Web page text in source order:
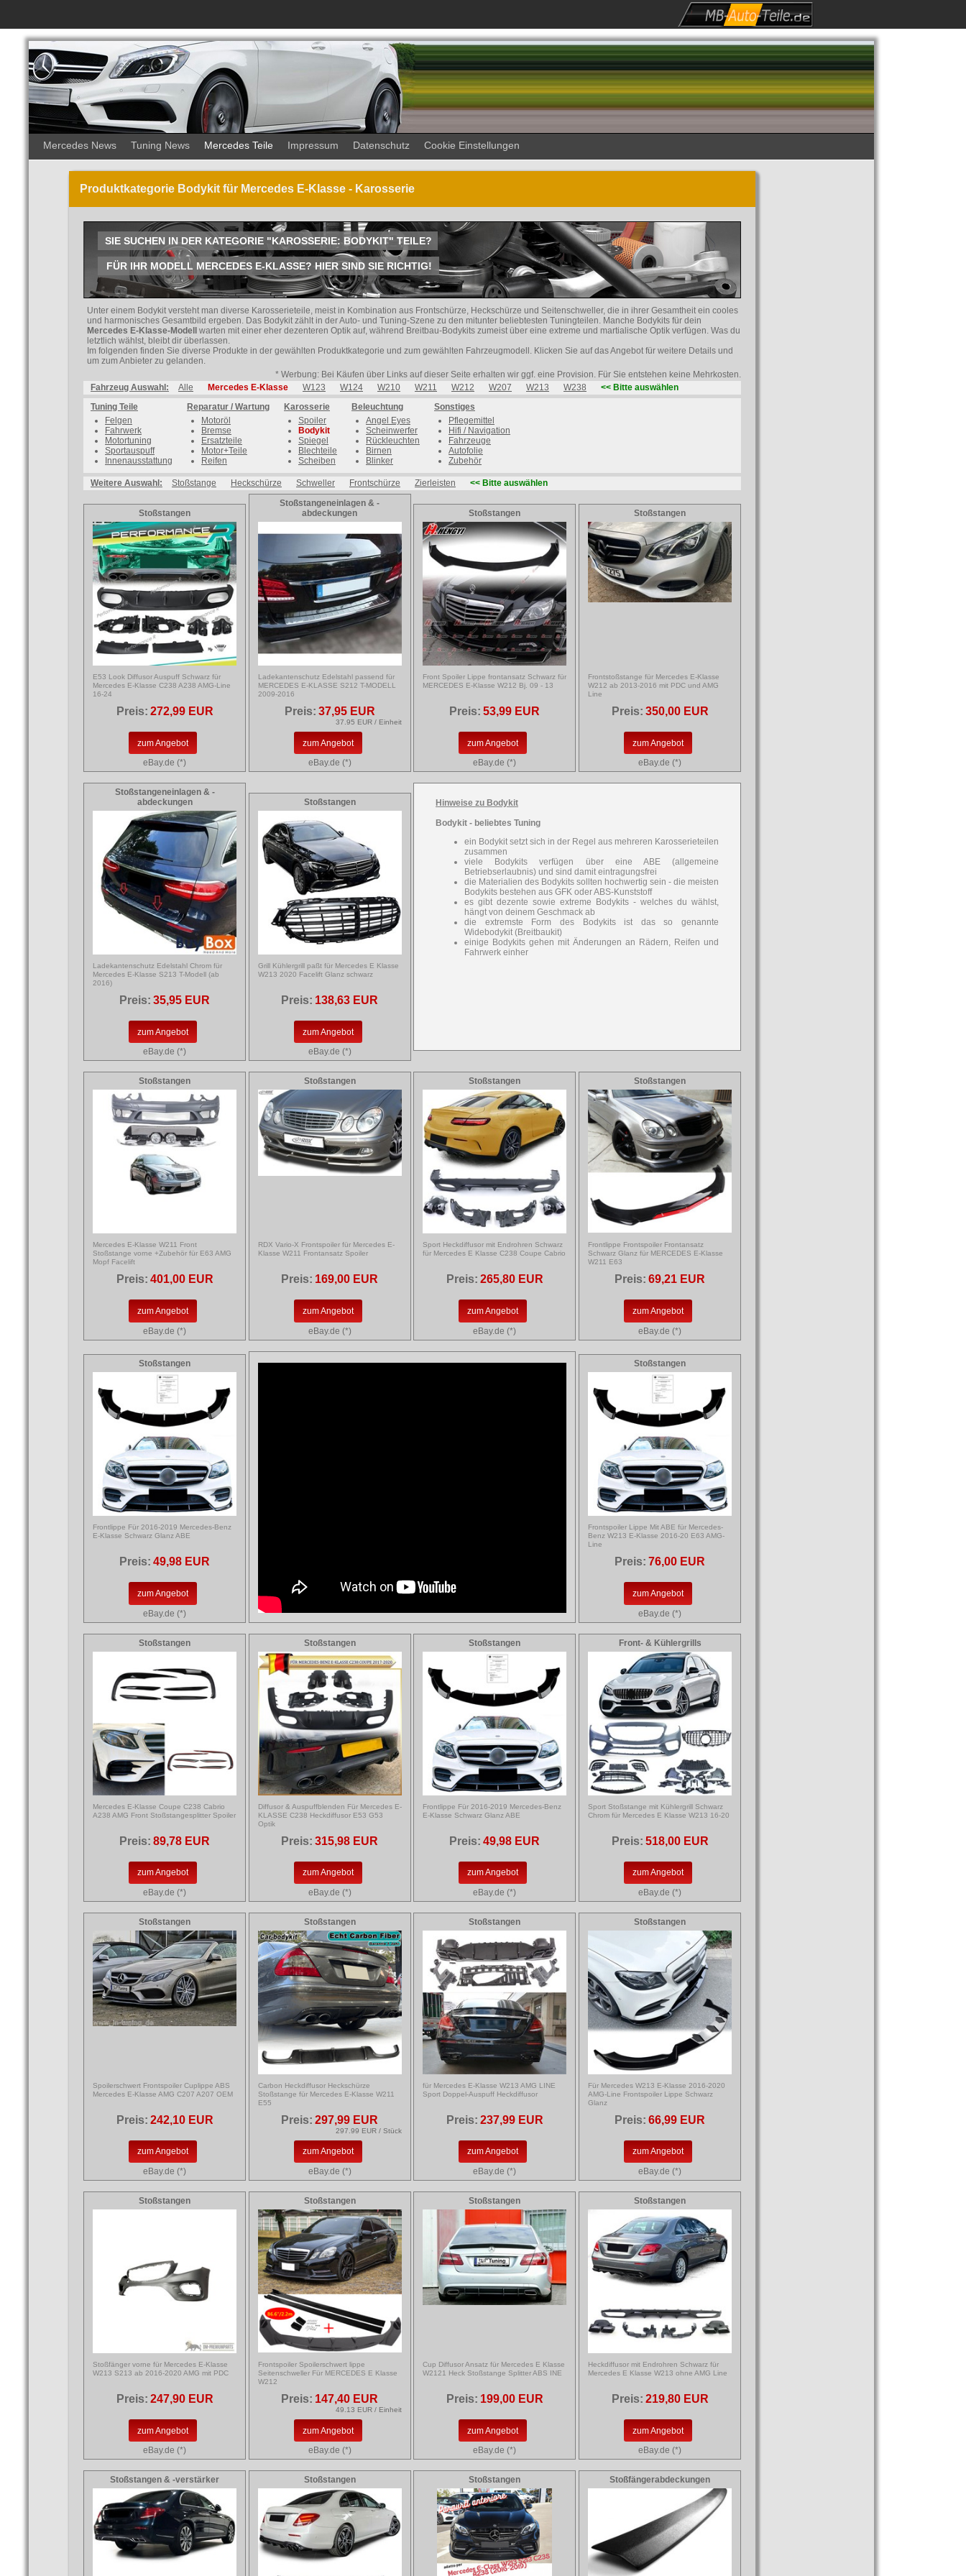
Mercedes News Tuning News Mercedes Teile Impressum Datenschutz Cookie Einstellungen
Produktkategorie Bodykit für Mercedes E-Klasse - Karosserie
SIE SUCHEN IN DER KATEGORIE "KAROSSERIE: BODYKIT" TEILE?
FÜR IHR MODELL MERCEDES E-KLASSE? HIER SIND SIE RICHTIG!
Unter einem Bodykit versteht man diverse Karosserieteile, meist in Kombination aus Frontschürze, Heckschürze und Seitenschweller, die in ihrer Gesamtheit ein cooles
und harmonisches Gesamtbild ergeben. Das Bodykit zählt in der Auto- und Tuning-Szene zu den mitunter beliebtesten Tuningteilen. Manche Bodykits für dein
Mercedes E-Klasse-Modell
warten mit einer eher dezenteren Optik auf, während Breitbau-Bodykits zumeist über eine extreme und martialische Optik verfügen. Was du
letztlich wählst, bleibt dir überlassen.
Im folgenden finden Sie diverse Produkte in der gewählten Produktkategorie und zum gewählten Fahrzeugmodell. Klicken Sie auf das Angebot für weitere Details und
um zum Anbieter zu gelanden.
* Werbung: Bei Käufen über Links auf dieser Seite erhalten wir ggf. eine Provision. Für Sie entstehen keine Mehrkosten.
Fahrzeug Auswahl:
Alle Mercedes E-Klasse W123 W124 W210 W211 W212 W207 W213 W238
<< Bitte auswählen
Tuning Teile
Felgen
Fahrwerk
Motortuning
Sportauspuff
Innenausstattung
Reparatur / Wartung
Motoröl
Bremse
Ersatzteile
Motor+Teile
Reifen
Karosserie
Spoiler
Bodykit
Spiegel
Blechteile
Scheiben
Beleuchtung
Angel Eyes
Scheinwerfer
Rückleuchten
Birnen
Blinker
Sonstiges
Pflegemittel
Hifi / Navigation
Fahrzeuge
Autofolie
Zubehör
Weitere Auswahl: Stoßstange Heckschürze Schweller Frontschürze Zierleisten << Bitte auswählen
Stoßstangen
E53 Look Diffusor Auspuff Schwarz für
Mercedes E-Klasse C238 A238 AMG-Line
16-24
Preis: 272,99 EUR
zum Angebot
eBay.de (*)
Stoßstangeneinlagen & -
abdeckungen
Ladekantenschutz Edelstahl passend für
MERCEDES E-KLASSE S212 T-MODELL
2009-2016
Preis: 37,95 EUR
37.95 EUR / Einheit
zum Angebot
eBay.de (*)
Stoßstangen
Front Spoiler Lippe frontansatz Schwarz für
MERCEDES E-Klasse W212 Bj. 09 - 13
Preis: 53,99 EUR
zum Angebot
eBay.de (*)
Stoßstangen
Frontstoßstange für Mercedes E-Klasse
W212 ab 2013-2016 mit PDC und AMG
Line
Preis: 350,00 EUR
zum Angebot
eBay.de (*)
Stoßstangeneinlagen & -
abdeckungen
Ladekantenschutz Edelstahl Chrom für
Mercedes E-Klasse S213 T-Modell (ab
2016)
Preis: 35,95 EUR
zum Angebot
eBay.de (*)
Stoßstangen
Grill Kühlergrill paßt für Mercedes E Klasse
W213 2020 Facelift Glanz schwarz
Preis: 138,63 EUR
zum Angebot
eBay.de (*)
Hinweise zu Bodykit
Bodykit - beliebtes Tuning
ein Bodykit setzt sich in der Regel aus mehreren Karosserieteilen
zusammen
viele Bodykits verfügen über eine ABE (allgemeine
Betriebserlaubnis) und sind damit eintragungsfrei
die Materialien des Bodykits sollten hochwertig sein - die meisten
Bodykits bestehen aus GFK oder ABS-Kunststoff
es gibt dezente sowie extreme Bodykits - welches du wählst,
hängt von deinem Geschmack ab
die extremste Form des Bodykits ist das so genannte
Widebodykit (Breitbaukit)
einige Bodykits gehen mit Änderungen an Rädern, Reifen und
Fahrwerk einher
Stoßstangen
Mercedes E-Klasse W211 Front
Stoßstange vorne +Zubehör für E63 AMG
Mopf Facelift
Preis: 401,00 EUR
zum Angebot
eBay.de (*)
Stoßstangen
RDX Vario-X Frontspoiler für Mercedes E-
Klasse W211 Frontansatz Spoiler
Preis: 169,00 EUR
zum Angebot
eBay.de (*)
Stoßstangen
Sport Heckdiffusor mit Endrohren Schwarz
für Mercedes E Klasse C238 Coupe Cabrio
Preis: 265,80 EUR
zum Angebot
eBay.de (*)
Stoßstangen
Frontlippe Frontspoiler Frontansatz
Schwarz Glanz für MERCEDES E-Klasse
W211 E63
Preis: 69,21 EUR
zum Angebot
eBay.de (*)
Stoßstangen
Frontlippe Für 2016-2019 Mercedes-Benz
E-Klasse Schwarz Glanz ABE
Preis: 49,98 EUR
zum Angebot
eBay.de (*)
Stoßstangen
Frontspoiler Lippe Mit ABE für Mercedes-
Benz W213 E-Klasse 2016-20 E63 AMG-
Line
Preis: 76,00 EUR
zum Angebot
eBay.de (*)
Stoßstangen
Mercedes E-Klasse Coupe C238 Cabrio
A238 AMG Front Stoßstangesplitter Spoiler
Preis: 89,78 EUR
zum Angebot
eBay.de (*)
Stoßstangen
Diffusor & Auspuffblenden Für Mercedes E-
KLASSE C238 Heckdiffusor E53 G53
Optik
Preis: 315,98 EUR
zum Angebot
eBay.de (*)
Stoßstangen
Frontlippe Für 2016-2019 Mercedes-Benz
E-Klasse Schwarz Glanz ABE
Preis: 49,98 EUR
zum Angebot
eBay.de (*)
Front- & Kühlergrills
Sport Stoßstange mit Kühlergrill Schwarz
Chrom für Mercedes E Klasse W213 16-20
Preis: 518,00 EUR
zum Angebot
eBay.de (*)
Stoßstangen
Spoilerschwert Frontspoiler Cuplippe ABS
Mercedes E-Klasse AMG C207 A207 OEM
Preis: 242,10 EUR
zum Angebot
eBay.de (*)
Stoßstangen
Carbon Heckdiffusor Heckschürze
Stoßstange für Mercedes E-Klasse W211
E55
Preis: 297,99 EUR
297.99 EUR / Stück
zum Angebot
eBay.de (*)
Stoßstangen
für Mercedes E-Klasse W213 AMG LINE
Sport Doppel-Auspuff Heckdiffusor
Preis: 237,99 EUR
zum Angebot
eBay.de (*)
Stoßstangen
Für Mercedes W213 E-Klasse 2016-2020
AMG-Line Frontspoiler Lippe Schwarz
Glanz
Preis: 66,99 EUR
zum Angebot
eBay.de (*)
Stoßstangen
Stoßfänger vorne für Mercedes E-Klasse
W213 S213 ab 2016-2020 AMG mit PDC
Preis: 247,90 EUR
zum Angebot
eBay.de (*)
Stoßstangen
Frontspoiler Spoilerschwert lippe
Seitenschweller Für MERCEDES E Klasse
W212
Preis: 147,40 EUR
49.13 EUR / Einheit
zum Angebot
eBay.de (*)
Stoßstangen
Cup Diffusor Ansatz für Mercedes E Klasse
W2121 Heck Stoßstange Splitter ABS INE
Preis: 199,00 EUR
zum Angebot
eBay.de (*)
Stoßstangen
Heckdiffusor mit Endrohren Schwarz für
Mercedes E Klasse W213 ohne AMG Line
Preis: 219,80 EUR
zum Angebot
eBay.de (*)
Stoßstangen & -verstärker Stoßstangen Stoßstangen Stoßfängerabdeckungen